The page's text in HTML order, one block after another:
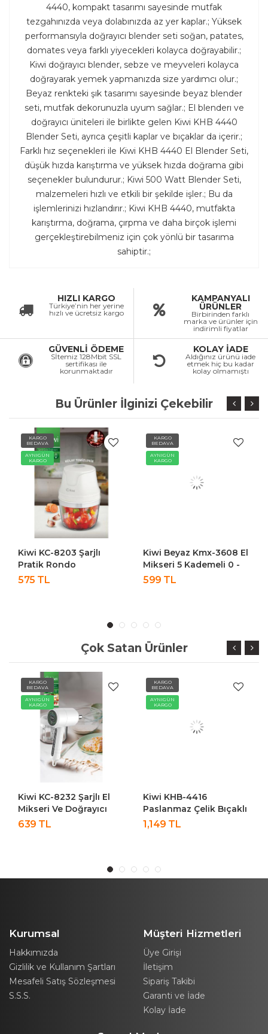
4440, kompakt tasarımı sayesinde mutfak
tezgahınızda veya dolabınızda az yer kaplar.; Yüksek
performansıyla doğrayıcı blender seti soğan, patates,
domates veya farklı yiyecekleri kolayca doğrayabilir.;
Kiwi doğrayıcı blender, sebze ve meyveleri kolayca
doğrayarak yemek yapmanızda size yardımcı olur.;
Beyaz renkteki şık tasarımı sayesinde beyaz blender
seti, mutfak dekorunuzla uyum sağlar.; El blenderı ve
doğrayıcı üniteleri ile birlikte gelen Kiwi KHB 4440
Blender Seti, ayrıca çeşitli kaplar ve bıçaklar da içerir.;
Farklı hız seçenekleri ile Kiwi KHB 4440 El Blender Seti,
düşük hızda karıştırma ve yüksek hızda doğrama gibi
seçenekler bulundurur.; Kiwi 500 Watt Blender Seti,
malzemeleri hızlı ve etkili bir şekilde işler.; Bu da
işlemlerinizi hızlandırır.; Kiwi KHB 4440, mutfakta
karıştırma, doğrama, çırpma ve daha birçok işlemi
gerçekleştirebilmeniz için çok yönlü bir tasarıma
sahiptir.;
HIZLI KARGO
Türkiye’nin her yerine
hızlı ve ücretsiz kargo
KAMPANYALI
ÜRÜNLER
Birbirinden farklı
marka ve ürünler için
indirimli fiyatlar
GÜVENLİ ÖDEME
Sİtemiz 128Mbit SSL
sertifikası ile
korunmaktadır
KOLAY İADE
Aldığınız ürünü iade
etmek hiç bu kadar
kolay olmamıştı
Bu Ürünler İlginizi Çekebilir
KARGO
BEDAVA
AYNIGÜN
KARGO
Kiwi KC-8203 Şarjlı
Pratik Rondo
575 TL
KARGO
BEDAVA
AYNIGÜN
KARGO
Kiwi Beyaz Kmx-3608 El
Mikseri 5 Kademeli 0 -
500 Watt 220 - 240 V
599 TL
Çok Satan Ürünler
KARGO
BEDAVA
AYNIGÜN
KARGO
Kiwi KC-8232 Şarjlı El
Mikseri Ve Doğrayıcı
Rondo 2\\\\\\\\'si 1 Arada
639 TL
KARGO
BEDAVA
AYNIGÜN
KARGO
Kiwi KHB-4416
Paslanmaz Çelik Bıçaklı
El Blenderi | Sessiz
Motor & 2 Hız Ayarı
1,149 TL
Kurumsal
Hakkımızda
Gizlilik ve Kullanım Şartları
Mesafeli Satış Sözleşmesi
S.S.S.
Müşteri Hizmetleri
Üye Girişi
İletişim
Sipariş Takibi
Garanti ve İade
Kolay İade